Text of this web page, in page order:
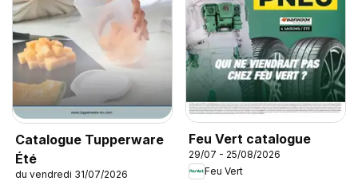
Catalogue Tupperware
Été
du vendredi 31/07/2026
Feu Vert catalogue
29/07 - 25/08/2026
Feu Vert